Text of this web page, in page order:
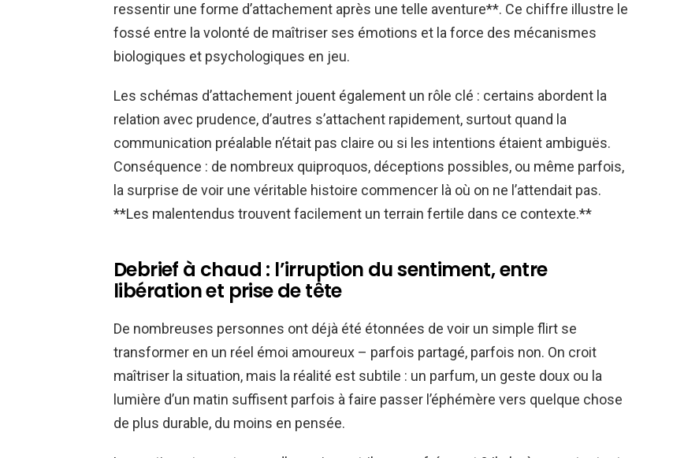
ressentir une forme d’attachement après une telle aventure**. Ce chiffre illustre le
fossé entre la volonté de maîtriser ses émotions et la force des mécanismes
biologiques et psychologiques en jeu.
Les schémas d’attachement jouent également un rôle clé : certains abordent la
relation avec prudence, d’autres s’attachent rapidement, surtout quand la
communication préalable n’était pas claire ou si les intentions étaient ambiguës.
Conséquence : de nombreux quiproquos, déceptions possibles, ou même parfois,
la surprise de voir une véritable histoire commencer là où on ne l’attendait pas.
**Les malentendus trouvent facilement un terrain fertile dans ce contexte.**
Debrief à chaud : l’irruption du sentiment, entre
libération et prise de tête
De nombreuses personnes ont déjà été étonnées de voir un simple flirt se
transformer en un réel émoi amoureux – parfois partagé, parfois non. On croit
maîtriser la situation, mais la réalité est subtile : un parfum, un geste doux ou la
lumière d’un matin suffisent parfois à faire passer l’éphémère vers quelque chose
de plus durable, du moins en pensée.